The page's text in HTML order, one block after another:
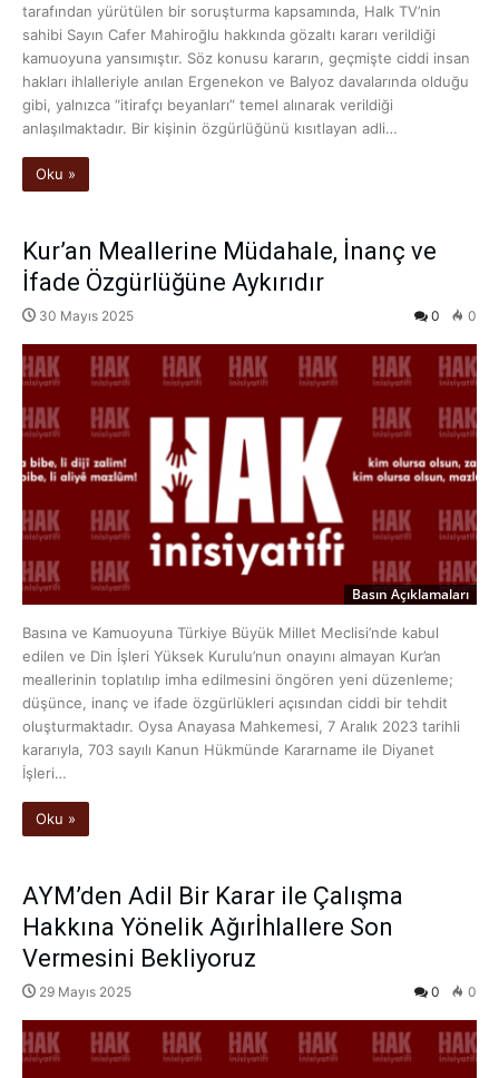
tarafından yürütülen bir soruşturma kapsamında, Halk TV’nin
sahibi Sayın Cafer Mahiroğlu hakkında gözaltı kararı verildiği
kamuoyuna yansımıştır. Söz konusu kararın, geçmişte ciddi insan
hakları ihlalleriyle anılan Ergenekon ve Balyoz davalarında olduğu
gibi, yalnızca “itirafçı beyanları” temel alınarak verildiği
anlaşılmaktadır. Bir kişinin özgürlüğünü kısıtlayan adli…
Oku »
Kur’an Meallerine Müdahale, İnanç ve
İfade Özgürlüğüne Aykırıdır
30 Mayıs 2025 0 0
Basın Açıklamaları
Basına ve Kamuoyuna Türkiye Büyük Millet Meclisi’nde kabul
edilen ve Din İşleri Yüksek Kurulu’nun onayını almayan Kur’an
meallerinin toplatılıp imha edilmesini öngören yeni düzenleme;
düşünce, inanç ve ifade özgürlükleri açısından ciddi bir tehdit
oluşturmaktadır. Oysa Anayasa Mahkemesi, 7 Aralık 2023 tarihli
kararıyla, 703 sayılı Kanun Hükmünde Kararname ile Diyanet
İşleri…
Oku »
AYM’den Adil Bir Karar ile Çalışma
Hakkına Yönelik Ağırİhlallere Son
Vermesini Bekliyoruz
29 Mayıs 2025 0 0